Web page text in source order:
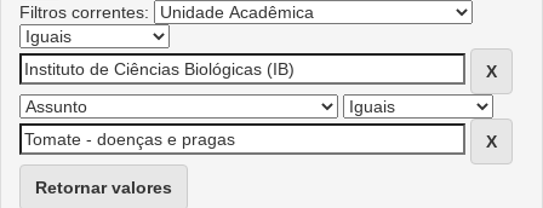
Filtros correntes:
Retornar valores